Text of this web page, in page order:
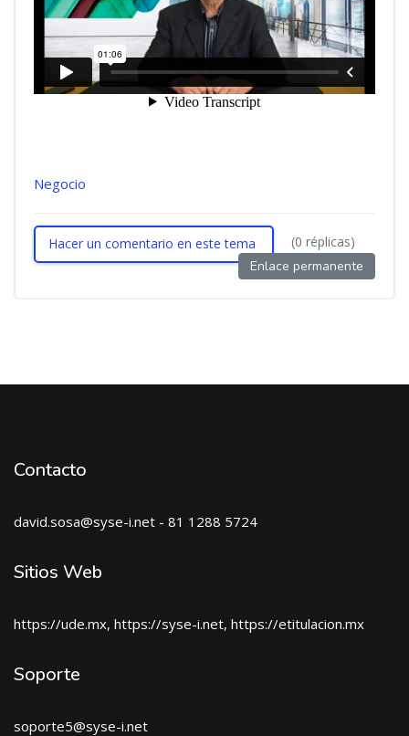
Negocio
Hacer un comentario en este tema
(0 réplicas)
Enlace permanente
Contacto
david.sosa@syse-i.net - 81 1288 5724
Sitios Web
https://ude.mx, https://syse-i.net, https://etitulacion.mx
Soporte
soporte5@syse-i.net